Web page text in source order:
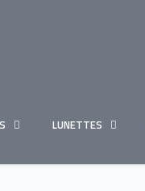
LUNETTES